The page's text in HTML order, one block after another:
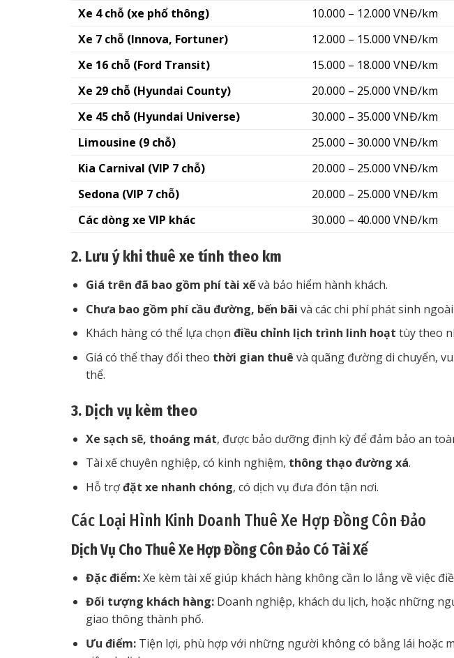
Xe 4 chỗ (xe phổ thông)
10.000 – 12.000 VNĐ/km
Xe 7 chỗ (Innova, Fortuner)
12.000 – 15.000 VNĐ/km
Xe 16 chỗ (Ford Transit)
15.000 – 18.000 VNĐ/km
Xe 29 chỗ (Hyundai County)
20.000 – 25.000 VNĐ/km
Xe 45 chỗ (Hyundai Universe)
30.000 – 35.000 VNĐ/km
Limousine (9 chỗ)
25.000 – 30.000 VNĐ/km
Kia Carnival (VIP 7 chỗ)
20.000 – 25.000 VNĐ/km
Sedona (VIP 7 chỗ)
20.000 – 25.000 VNĐ/km
Các dòng xe VIP khác
30.000 – 40.000 VNĐ/km
2. Lưu ý khi thuê xe tính theo km
Giá trên đã bao gồm phí tài xếvà bảo hiểm hành khách.
Chưa bao gồm phí cầu đường, bến bãi và các chi phí phát sinh
Khách hàng có thể lựa chọn điều chỉnh lịch trình linh hoạt tùy theo
Giá có thể thay đổi theo thời gian thuê và quãng đường di chuyển,
thể.
3. Dịch vụ kèm theo
Xe sạch sẽ, thoáng mát, được bảo dưỡng định kỳ để đảm bảo an
Tài xế chuyên nghiệp, có kinh nghiệm, thông thạo đường xá.
Hỗ trợđặt xe nhanh chóng, có dịch vụ đưa đón tận nơi.
Các Loại Hình Kinh Doanh Thuê Xe Hợp Đồng Côn Đảo
Dịch Vụ Cho Thuê Xe Hợp Đồng Côn Đảo Có Tài Xế
Đặc điểm:Xe kèm tài xế giúp khách hàng không cần lo lắng về việc
Đối tượng khách hàng:Doanh nghiệp, khách du lịch, hoặc những
giao thông thành phố.
Ưu điểm:Tiện lợi, phù hợp với những người không có bằng lái hoặc